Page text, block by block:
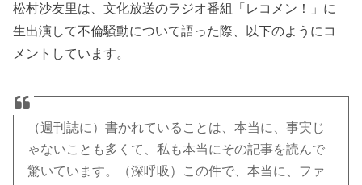
松村沙友里は、文化放送のラジオ番組「レコメン！」に
生出演して不倫騒動について語った際、以下のようにコ
メントしています。
（週刊誌に）書かれていることは、本当に、事実じ
ゃないことも多くて、私も本当にその記事を読んで
驚いています。（深呼吸）この件で、本当に、ファ